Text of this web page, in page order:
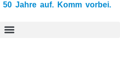
Jahre auf. Komm vorbei.